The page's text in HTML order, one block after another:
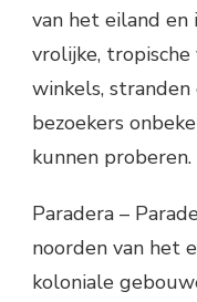
van het eiland en
vrolijke,
winkels,
bezoekers
kunnen proberen.
Paradera –
noorden van het
koloniale